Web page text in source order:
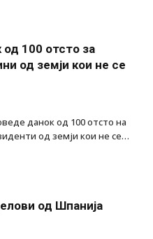
100 отсто за
од земји кои не се
данок од 100 отсто на
од земји кои не се…
од Шпанија